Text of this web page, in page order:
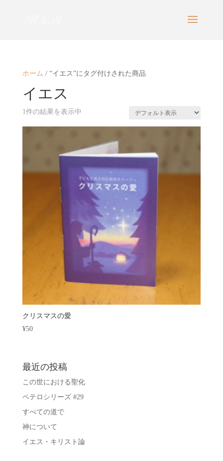
ホーム / “イエス”にタグ付けされた商品
イエス
1件の結果を表示中
クリスマスの愛
¥50
最近の投稿
この世における聖化
ペテロシリーズ #29
すべての道で
神について
イエス・キリスト論